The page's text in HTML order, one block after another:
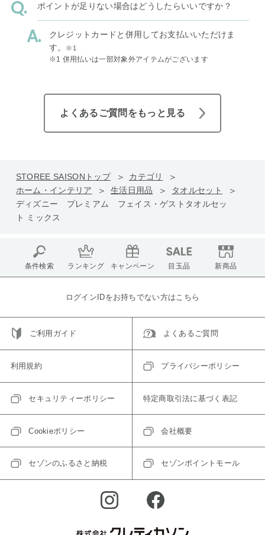
ポイントが足りない場合はどうしたらいいですか？
クレジットカードと併用してお支払いいただけま
す。
※1
※1 併用払いは一部対象外アイテムがございます
よくあるご質問をもっと見る
STOREE SAISONトップ
カテゴリ
ホーム・インテリア
生活日用品
タオルセット
ディズニー プレミアム フェイス・ゲストタオルセッ
ト ミックス
条件検索 ランキング キャンペーン 目玉品 新商品
ログインIDをお持ちでない方はこちら
ご利用ガイド よくあるご質問
利用規約 プライバシーポリシー
セキュリティーポリシー 特定商取引法に基づく表記
Cookieポリシー 会社概要
セゾンのふるさと納税 セゾンポイントモール